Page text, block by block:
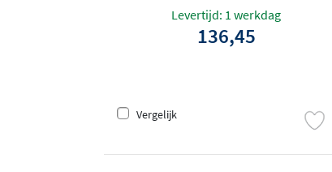
Levertijd: 1 werkdag
136,45
Vergelijk